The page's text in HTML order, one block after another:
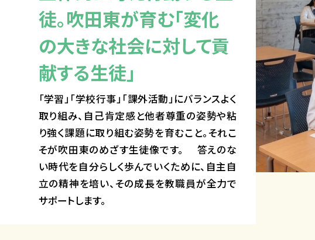
徒。吹田東が育む「変化
の大きな社会に対して貢
献する生徒」
「学習」「学校行事」「課外活動」にバランスよく
取り組み、自己肯定感と他者尊重の姿勢や粘
り強く課題に取り組む姿勢を育むこと。それこ
そが吹田東のめざす生徒像です。 答えのな
い時代を自分らしく歩んでいくために、自主自
立の精神を培い、その成長を教職員が全力で
サポートします。